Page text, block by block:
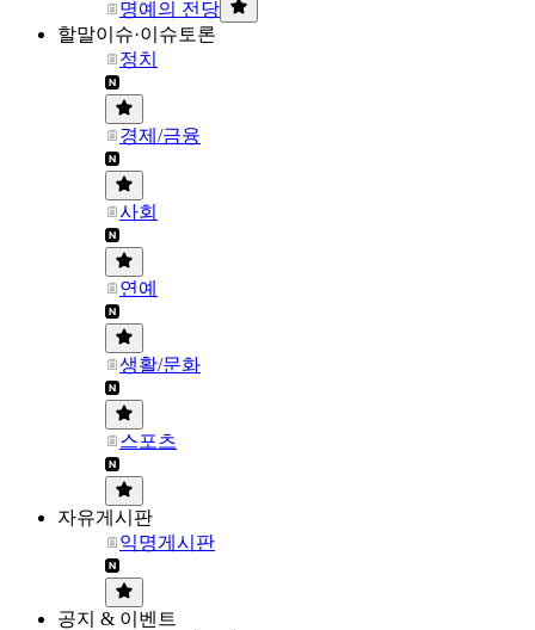
명예의 전당
할말이슈·이슈토론
정치
경제/금융
사회
연예
생활/문화
스포츠
자유게시판
익명게시판
공지 & 이벤트